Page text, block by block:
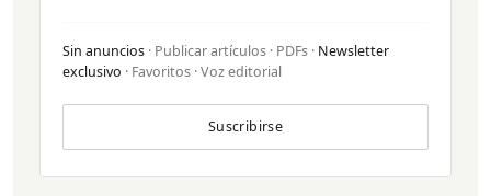
Sin anuncios · Publicar artículos · PDFs · Newsletter
exclusivo · Favoritos · Voz editorial
Suscribirse